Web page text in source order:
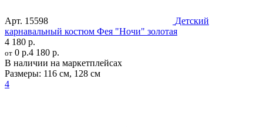
Арт. 15598
Детский
карнавальный костюм Фея "Ночи" золотая
4 180 р.
от 0 р.4 180 р.
В наличии на маркетплейсах
Размеры: 116 см, 128 см
4